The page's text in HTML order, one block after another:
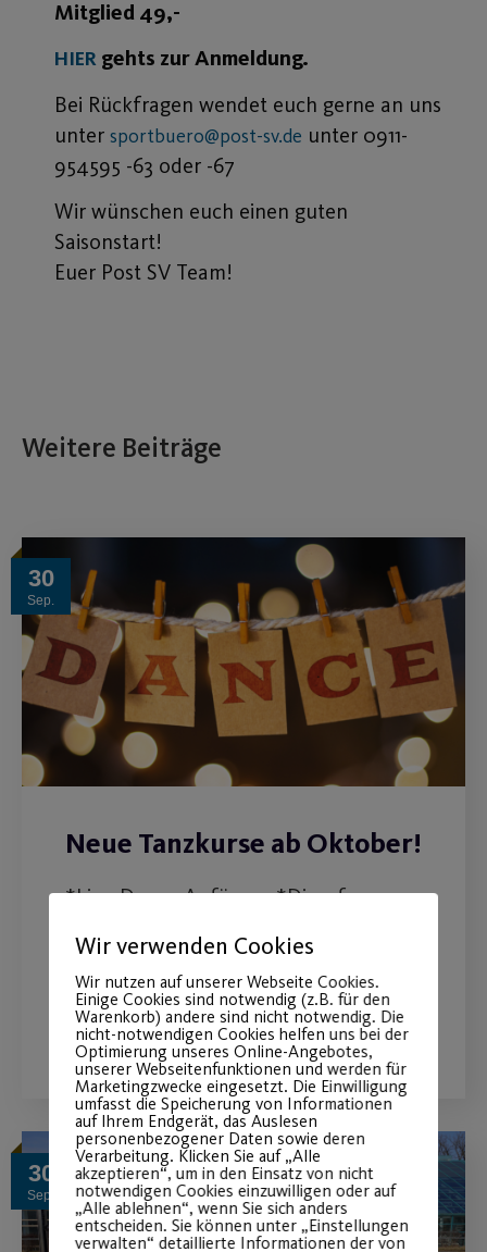
Mitglied 49,-
HIER gehts zur Anmeldung.
Bei Rückfragen wendet euch gerne an uns
unter sportbuero@post-sv.de unter 0911-
954595 -63 oder -67
Wir wünschen euch einen guten
Saisonstart!
Euer Post SV Team!
Weitere Beiträge
30
Sep.
Neue Tanzkurse ab Oktober!
*Line Dance Anfänger *Discofox
Latein Anfänger*
WEITERLESEN
30
Sep.
Wir verwenden Cookies
Wir nutzen auf unserer Webseite Cookies.
Einige Cookies sind notwendig (z.B. für den
Warenkorb) andere sind nicht notwendig. Die
nicht-notwendigen Cookies helfen uns bei der
Optimierung unseres Online-Angebotes,
unserer Webseitenfunktionen und werden für
Marketingzwecke eingesetzt. Die Einwilligung
umfasst die Speicherung von Informationen
auf Ihrem Endgerät, das Auslesen
personenbezogener Daten sowie deren
Verarbeitung. Klicken Sie auf „Alle
akzeptieren“, um in den Einsatz von nicht
notwendigen Cookies einzuwilligen oder auf
„Alle ablehnen“, wenn Sie sich anders
entscheiden. Sie können unter „Einstellungen
verwalten“ detaillierte Informationen der von